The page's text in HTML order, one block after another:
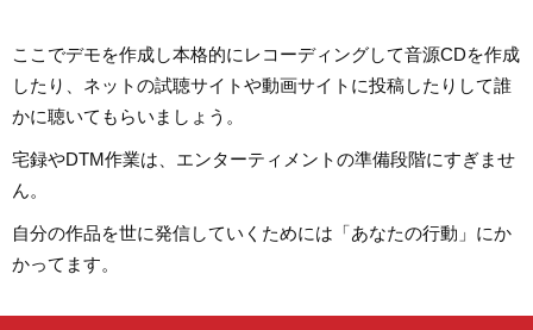
ここでデモを作成し本格的にレコーディングして音源CDを作成
したり、ネットの試聴サイトや動画サイトに投稿したりして誰
かに聴いてもらいましょう。
宅録やDTM作業は、エンターティメントの準備段階にすぎませ
ん。
自分の作品を世に発信していくためには「あなたの行動」にか
かってます。